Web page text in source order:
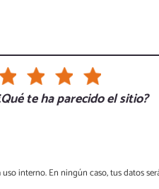
te ha parecido el sitio?
interno. En ningún caso, tus datos